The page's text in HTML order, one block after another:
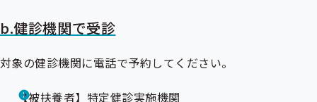
b.健診機関で受診
対象の健診機関に電話で予約してください。
【被扶養者】特定健診実施機関